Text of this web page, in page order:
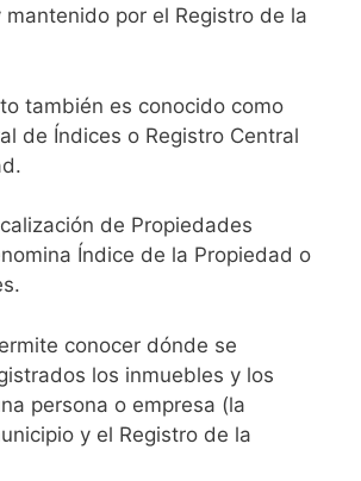
por el Registro de la
también es conocido como
de Índices o Registro Central
de Propiedades
Índice de la Propiedad o
conocer dónde se
los inmuebles y los
persona o empresa (la
y el Registro de la